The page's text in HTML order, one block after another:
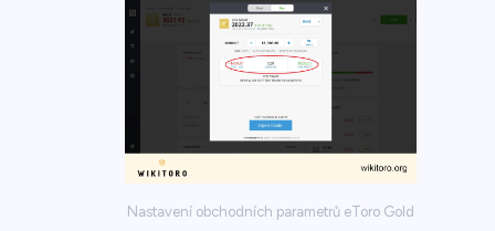
Nastavení obchodních parametrů eToro Gold